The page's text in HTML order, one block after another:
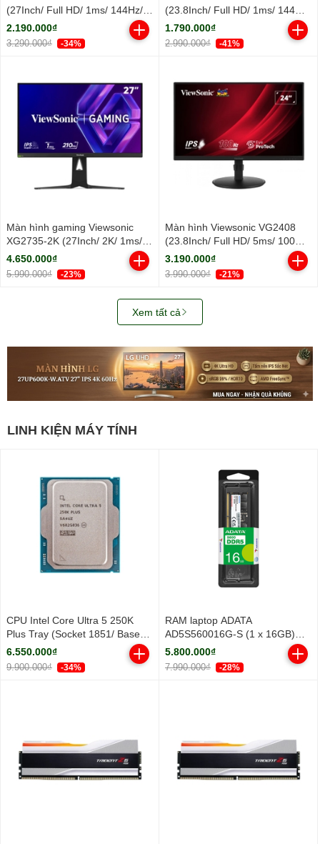
(27Inch/ Full HD/ 1ms/ 144Hz/
300cd/m2/ IPS)
2.190.000₫
3.290.000₫ -34%
(23.8Inch/ Full HD/ 1ms/ 144Hz/
300cd/m2/ IPS)
1.790.000₫
2.990.000₫ -41%
Màn hình gaming Viewsonic
XG2735-2K (27Inch/ 2K/ 1ms/
210Hz/ 400cd/m2/ IPS)
4.650.000₫
5.990.000₫ -23%
Màn hình Viewsonic VG2408
(23.8Inch/ Full HD/ 5ms/ 100HZ/
250cd/m2/ LED/ Tích hợp Loa)
3.190.000₫
3.990.000₫ -21%
Xem tất cả
LINH KIỆN MÁY TÍNH
CPU Intel Core Ultra 5 250K
Plus Tray (Socket 1851/ Base
3.3Ghz/ Turbo 5.3GHz/ 18
Cores/ 18 Threads/ Cache
30MB)
6.550.000₫
9.900.000₫ -34%
RAM laptop ADATA
AD5S560016G-S (1 x 16GB)
DDR5 5600MHz
5.800.000₫
7.990.000₫ -28%